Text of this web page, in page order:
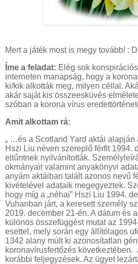
Mert a játék most is megy tovább! : D
Íme a feladat: Elég sok
interneten manapság, hogy a
ki/kik alkották meg, milyen céllal.
akár saját kis összeesküvés
szóban a korona vírus
Amit alkottam rá:
„ …és a Scotland Yard aktái alapján
Hszi Liu néven szereplő férfit 1994.
eltűntnek nyilvánították.
okmányait valamint anyakönyvi
anyám aktáiban talált azonos nevű
kivételével adataik megegyeztek.
hogy míg a „néhai” Hszi Liu 1994.
Vuhanban járt, a keresett személy
2019. december 21-én. A dátum és
különös összefüggést mutat az
esettel, mely során egy állítólagos
1342 alany múlt ki azonosítatlan
koronavírusfertőzés következtében.
korábbi feljegyzések. Az ügyet